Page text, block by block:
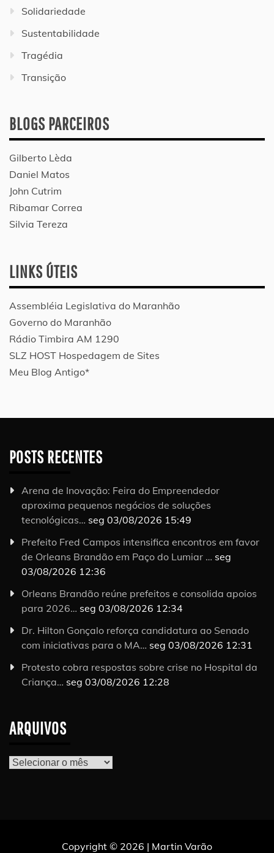
Solidariedade
Sustentabilidade
Tragédia
Transição
BLOGS PARCEIROS
Gilberto Lèda
Daniel Matos
John Cutrim
Ribamar Correa
Silvia Tereza
LINKS ÚTEIS
Assembléia Legislativa do Maranhão
Governo do Maranhão
Rádio Timbira AM 1290
SLZ HOST Hospedagem de Sites
Meu Blog Antigo*
POSTS RECENTES
Arena de Inovação: Feira do Empreendedor
aproxima pequenos negócios de soluções
tecnológicas… seg 03/08/2026 15:49
Prefeito Fred Campos intensifica encontros em favor
de Orleans Brandão em Paço do Lumiar … seg
03/08/2026 12:36
Orleans Brandão reúne prefeitos e consolida apoios
para 2026… seg 03/08/2026 12:34
Dr. Hilton Gonçalo reforça candidatura ao Senado
com iniciativas para o MA… seg 03/08/2026 12:31
Protesto cobra respostas sobre crise no Hospital da
Criança… seg 03/08/2026 12:28
ARQUIVOS
Arquivos
Copyright © 2026 | Martin Varão